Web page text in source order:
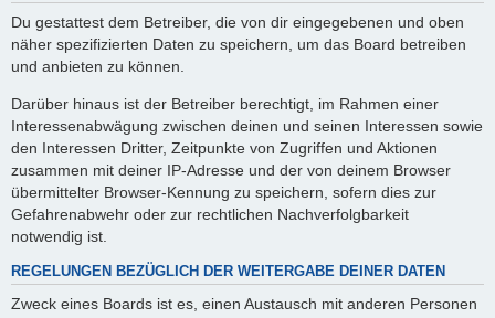
Du gestattest dem Betreiber, die von dir eingegebenen und oben
näher spezifizierten Daten zu speichern, um das Board betreiben
und anbieten zu können.
Darüber hinaus ist der Betreiber berechtigt, im Rahmen einer
Interessenabwägung zwischen deinen und seinen Interessen sowie
den Interessen Dritter, Zeitpunkte von Zugriffen und Aktionen
zusammen mit deiner IP-Adresse und der von deinem Browser
übermittelter Browser-Kennung zu speichern, sofern dies zur
Gefahrenabwehr oder zur rechtlichen Nachverfolgbarkeit
notwendig ist.
REGELUNGEN BEZÜGLICH DER WEITERGABE DEINER DATEN
Zweck eines Boards ist es, einen Austausch mit anderen Personen